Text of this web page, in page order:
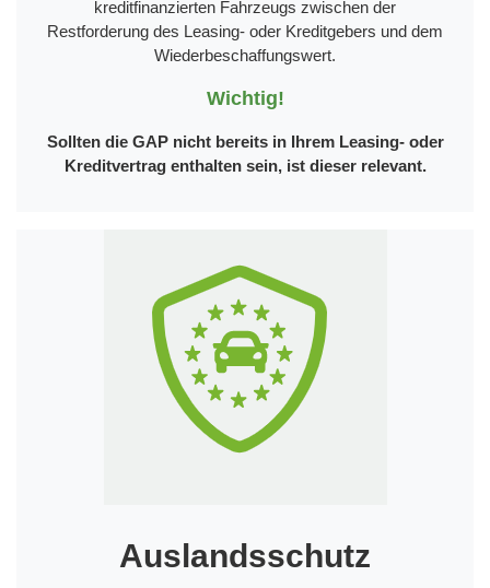
kreditfinanzierten Fahrzeugs zwischen der
Restforderung des Leasing- oder Kreditgebers und dem
Wiederbeschaffungswert.
Wichtig!
Sollten die GAP nicht bereits in Ihrem Leasing- oder
Kreditvertrag enthalten sein, ist dieser relevant.
Auslandsschutz